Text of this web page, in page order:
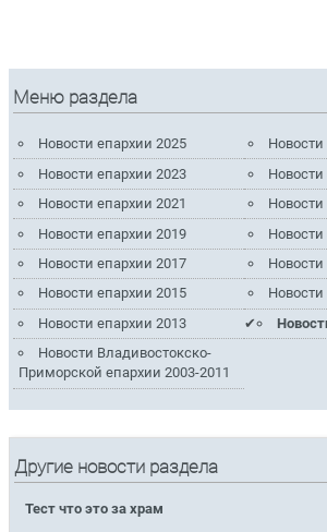
Меню раздела
Новости епархии 2025
Новости
Новости епархии 2023
Новости
Новости епархии 2021
Новости
Новости епархии 2019
Новости
Новости епархии 2017
Новости
Новости епархии 2015
Новости
Новости епархии 2013
Новости Владивостокско-
Приморской епархии 2003-2011
Другие новости раздела
Тест что это за храм